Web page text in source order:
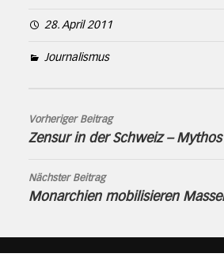
28. April 2011
Journalismus
Vorheriger Beitrag
Zensur in der Schweiz –
Nächster Beitrag
Monarchien mobilisieren